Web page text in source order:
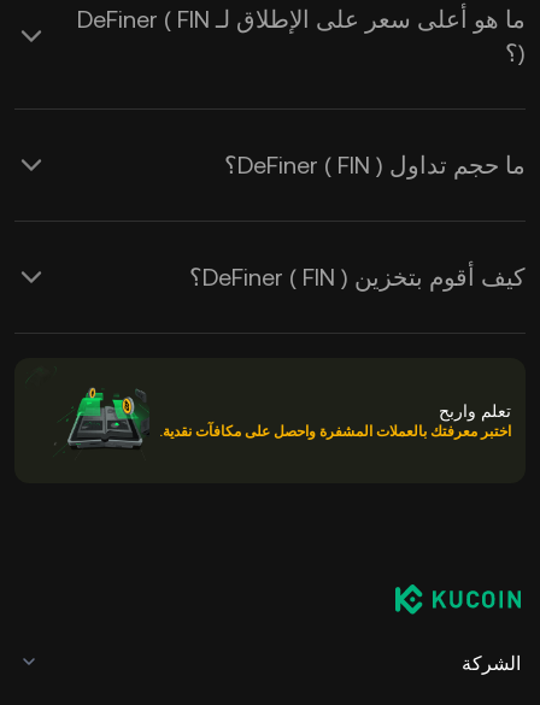
ما هو أعلى سعر على الإطلاق لـ DeFiner ( FIN
)؟
ما حجم تداول DeFiner ( FIN )؟
كيف أقوم بتخزين DeFiner ( FIN )؟
تعلم واربح
اختبر معرفتك بالعملات المشفرة واحصل على مكافآت نقدية.
الشركة